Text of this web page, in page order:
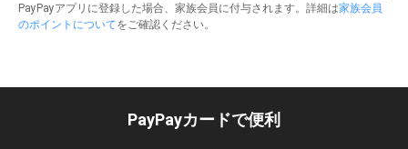
PayPayアプリに登録した場合、家族会員に付与されます。詳細は家族会員
のポイントについてをご確認ください。
PayPayカードで便利